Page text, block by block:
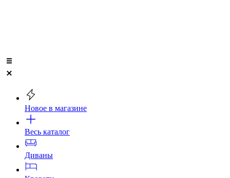
Новое в магазине
Весь каталог
Диваны